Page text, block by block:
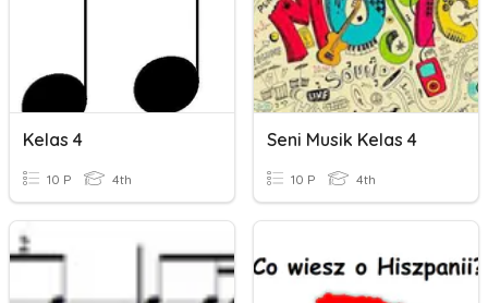
Kelas 4
10 P 4th
Seni Musik Kelas 4
10 P 4th